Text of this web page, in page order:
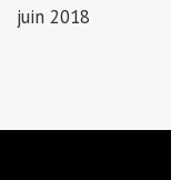
juin 2018